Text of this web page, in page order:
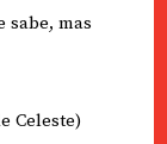
sabe, mas
Celeste)